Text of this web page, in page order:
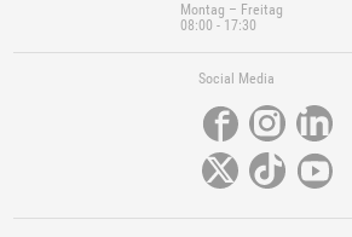
Montag – Freitag
08:00 - 17:30
Social Media